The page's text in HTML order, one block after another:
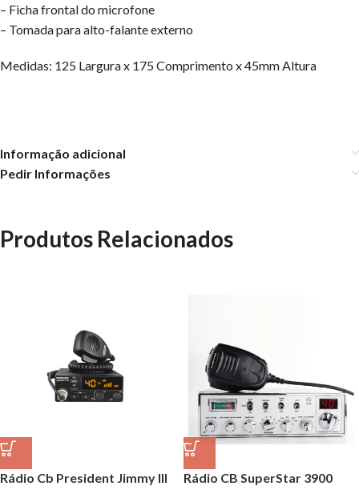
– Ficha frontal do microfone
– Tomada para alto-falante externo
Medidas: 125 Largura x 175 Comprimento x 45mm Altura
Informação adicional
Pedir Informações
Produtos Relacionados
Rádio Cb President Jimmy III Rádio CB SuperStar 3900